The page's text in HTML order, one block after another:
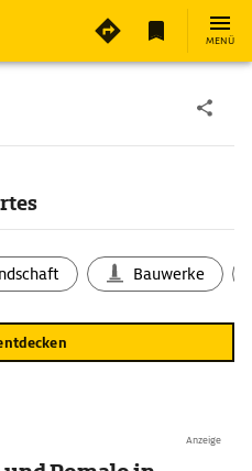
MENÜ
Bauwerke
Anzeige